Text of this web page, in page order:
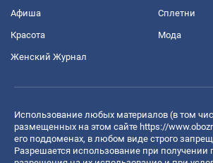
Афиша Сплетни
Красота Мода
Женский Журнал
Использование любых материалов (в том
размещенных на этом сайте https://
его поддоменах, в любом виде строго
Разрешается использование при получении